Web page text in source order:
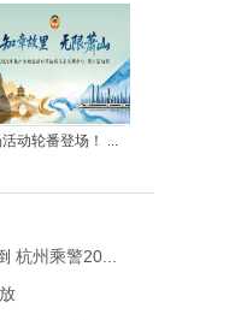
动轮番登场！ ...
杭州乘警20...